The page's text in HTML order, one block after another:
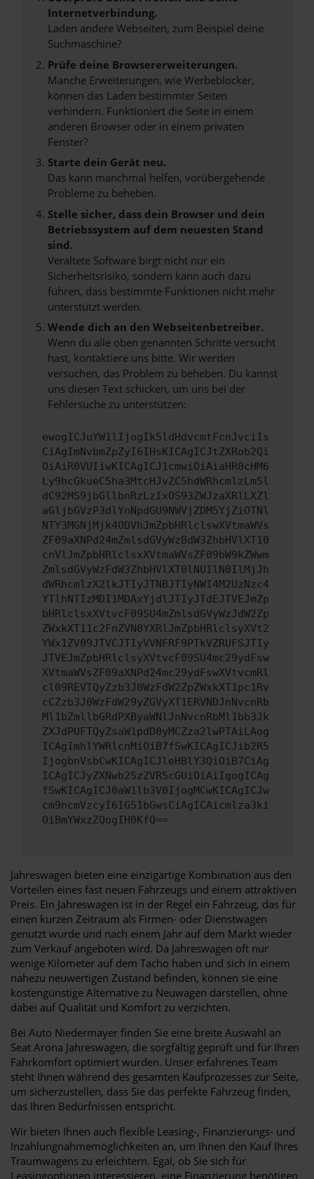
Internetverbindung.
Laden andere Webseiten, zum Beispiel deine
Suchmaschine?
Prüfe deine Browsererweiterungen.
Manche Erweiterungen, wie Werbeblocker,
können das Laden bestimmter Seiten
verhindern. Funktioniert die Seite in einem
anderen Browser oder in einem privaten
Fenster?
Starte dein Gerät neu.
Das kann manchmal helfen, vorübergehende
Probleme zu beheben.
Stelle sicher, dass dein Browser und dein
Betriebssystem auf dem neuesten Stand
sind.
Veraltete Software birgt nicht nur ein
Sicherheitsrisiko, sondern kann auch dazu
führen, dass bestimmte Funktionen nicht mehr
unterstützt werden.
Wende dich an den Webseitenbetreiber.
Wenn du alle oben genannten Schritte versucht
hast, kontaktiere uns bitte. Wir werden
versuchen, das Problem zu beheben. Du kannst
uns diesen Text schicken, um uns bei der
Fehlersuche zu unterstützen:
ewogICJuYW1lIjogIk5ldHdvcmtFcnJvciIs
CiAgImNvbmZpZyI6IHsKICAgICJtZXRob2Qi
OiAiR0VUIiwKICAgICJ1cmwiOiAiaHR0cHM6
Ly9hcGkueC5ha3MtcHJvZC5hdWRhcmlzLm5l
dC92MS9jbGllbnRzLzIxOS93ZWJzaXRlLXZl
aGljbGVzP3dlYnNpdGU9NWVjZDM5YjZiOTNl
NTY3MGNjMjk4ODVhJmZpbHRlclswXVtmaWVs
ZF09aXNPd24mZmlsdGVyWzBdW3ZhbHVlXT10
cnVlJmZpbHRlclsxXVtmaWVsZF09bW9kZWwm
ZmlsdGVyWzFdW3ZhbHVlXT0lNUIlN0IlMjJh
dWRhcmlzX2lkJTIyJTNBJTIyNWI4M2UzNzc4
YTlhNTIzMDI1MDAxYjdlJTIyJTdEJTVEJmZp
bHRlclsxXVtvcF09SU4mZmlsdGVyWzJdW2Zp
ZWxkXT11c2FnZVN0YXRlJmZpbHRlclsyXVt2
YWx1ZV09JTVCJTIyVVNFRF9PTkVZRUFSJTIy
JTVEJmZpbHRlclsyXVtvcF09SU4mc29ydFsw
XVtmaWVsZF09aXNPd24mc29ydFswXVtvcmRl
cl09REVTQyZzb3J0WzFdW2ZpZWxkXT1pc1Rv
cCZzb3J0WzFdW29yZGVyXT1ERVNDJnNvcnRb
Ml1bZmllbGRdPXByaWNlJnNvcnRbMl1bb3Jk
ZXJdPUFTQyZsaW1pdD0yMCZza2lwPTAiLAog
ICAgImhlYWRlcnMiOiB7fSwKICAgICJib2R5
IjogbnVsbCwKICAgICJleHBlY3QiOiB7CiAg
ICAgICJyZXNwb25zZVR5cGUiOiAiIgogICAg
fSwKICAgICJ0aW1lb3V0IjogMCwKICAgICJw
cm9ncmVzcyI6IG51bGwsCiAgICAicmlza3ki
OiBmYWxzZQogIH0KfQ==
Jahreswagen bieten eine einzigartige Kombination aus den
Vorteilen eines fast neuen Fahrzeugs und einem attraktiven
Preis. Ein Jahreswagen ist in der Regel ein Fahrzeug, das für
einen kurzen Zeitraum als Firmen- oder Dienstwagen
genutzt wurde und nach einem Jahr auf dem Markt wieder
zum Verkauf angeboten wird. Da Jahreswagen oft nur
wenige Kilometer auf dem Tacho haben und sich in einem
nahezu neuwertigen Zustand befinden, können sie eine
kostengünstige Alternative zu Neuwagen darstellen, ohne
dabei auf Qualität und Komfort zu verzichten.
Bei Auto Niedermayer finden Sie eine breite Auswahl an
Seat Arona Jahreswagen, die sorgfältig geprüft und für Ihren
Fahrkomfort optimiert wurden. Unser erfahrenes Team
steht Ihnen während des gesamten Kaufprozesses zur Seite,
um sicherzustellen, dass Sie das perfekte Fahrzeug finden,
das Ihren Bedürfnissen entspricht.
Wir bieten Ihnen auch flexible Leasing-, Finanzierungs- und
Inzahlungnahmemöglichkeiten an, um Ihnen den Kauf Ihres
Traumwagens zu erleichtern. Egal, ob Sie sich für
Leasingoptionen interessieren, eine Finanzierung benötigen